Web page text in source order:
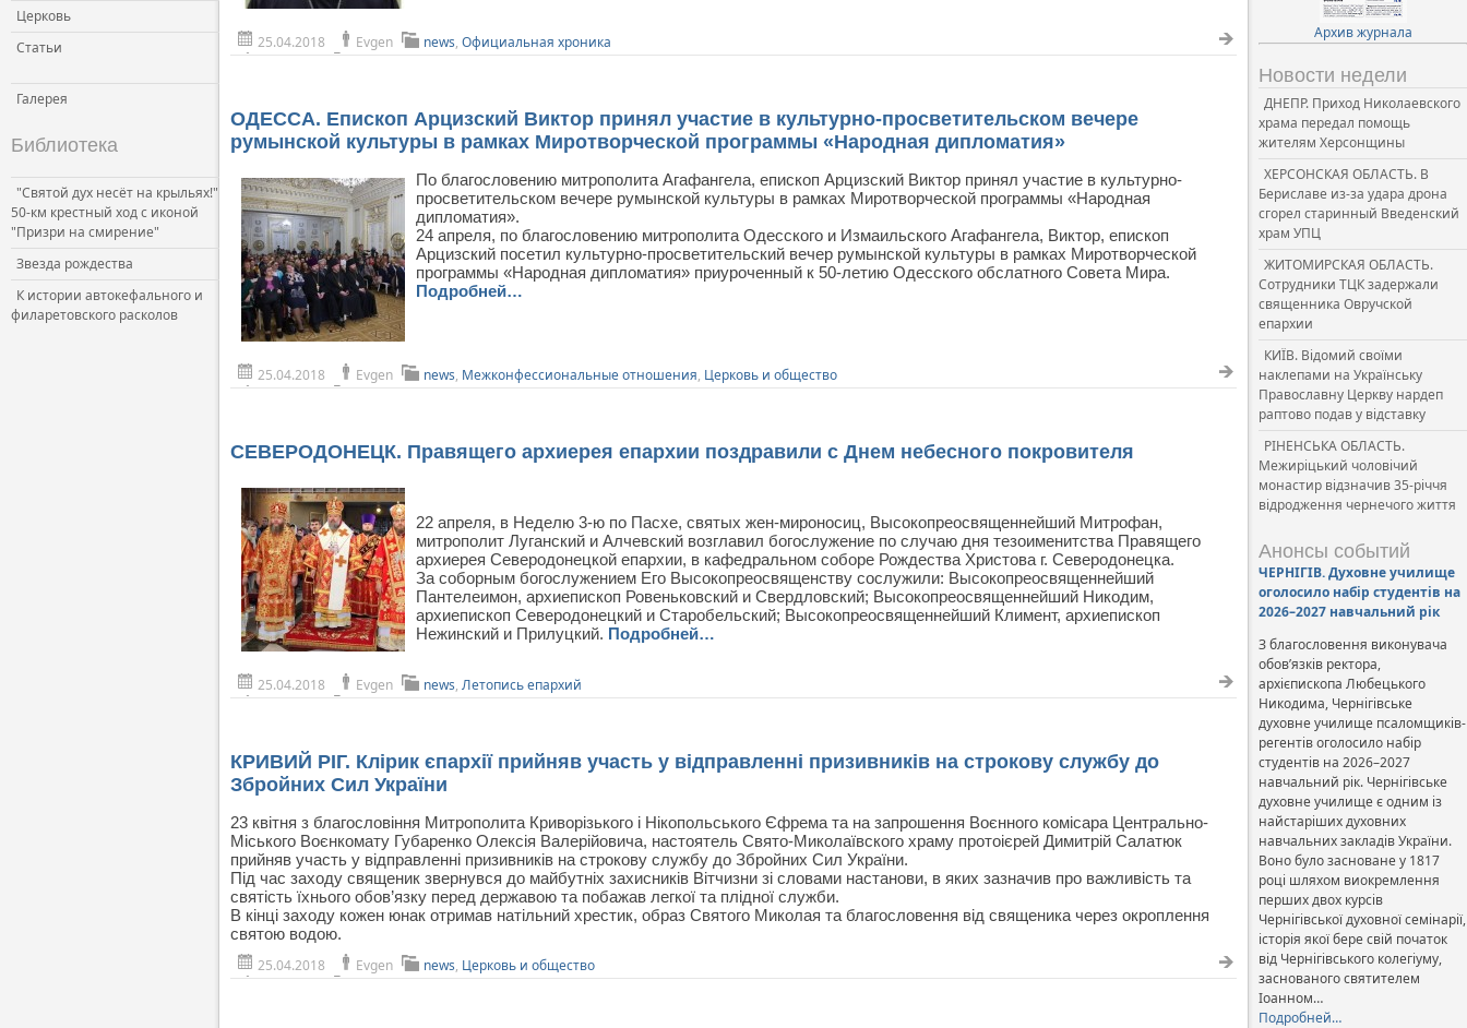
Церковь
Статьи
Галерея
Библиотека
"Святой дух несёт на крыльях!"
50-км крестный ход с иконой
"Призри на смирение"
Звезда рождества
К истории автокефального и
филаретовского расколов
25.04.2018 Evgen news, Официальная хроника
ОДЕССА. Епископ Арцизский Виктор принял участие в культурно-просветительском вечере
румынской культуры в рамках Миротворческой программы «Народная дипломатия»
По благословению митрополита Агафангела, епископ Арцизский Виктор принял участие в культурно-
просветительском вечере румынской культуры в рамках Миротворческой программы «Народная
дипломатия».
24 апреля, по благословению митрополита Одесского и Измаильского Агафангела, Виктор, епископ
Арцизский посетил культурно-просветительский вечер румынской культуры в рамках Миротворческой
программы «Народная дипломатия» приуроченный к 50-летию Одесского обслатного Совета Мира.
Подробней…
25.04.2018 Evgen news, Межконфессиональные отношения, Церковь и общество
СЕВЕРОДОНЕЦК. Правящего архиерея епархии поздравили с Днем небесного покровителя
22 апреля, в Неделю 3-ю по Пасхе, святых жен-мироносиц, Высокопреосвященнейший Митрофан,
митрополит Луганский и Алчевский возглавил богослужение по случаю дня тезоименитства Правящего
архиерея Северодонецкой епархии, в кафедральном соборе Рождества Христова г. Северодонецка.
За соборным богослужением Его Высокопреосвященству сослужили: Высокопреосвященнейший
Пантелеимон, архиепископ Ровеньковский и Свердловский; Высокопреосвященнейший Никодим,
архиепископ Северодонецкий и Старобельский; Высокопреосвященнейший Климент, архиепископ
Нежинский и Прилуцкий. Подробней…
25.04.2018 Evgen news, Летопись епархий
КРИВИЙ РІГ. Клірик єпархії прийняв участь у відправленні призивників на строкову службу до
Збройних Сил України
23 квітня з благословіння Митрополита Криворізького і Нікопольського Єфрема та на запрошення Воєнного комісара Центрально-
Міського Воєнкомату Губаренко Олексія Валерійовича, настоятель Свято-Миколаївского храму протоієрей Димитрій Салатюк
прийняв участь у відправленні призивників на строкову службу до Збройних Сил України.
Під час заходу священик звернувся до майбутніх захисників Вітчизни зі словами настанови, в яких зазначив про важливість та
святість їхнього обов’язку перед державою та побажав легкої та плідної служби.
В кінці заходу кожен юнак отримав натільний хрестик, образ Святого Миколая та благословення від священика через окроплення
святою водою.
25.04.2018
Evgen news, Церковь и общество
Архив журнала
Новости недели
ДНЕПР. Приход Николаевского
храма передал помощь
жителям Херсонщины
ХЕРСОНСКАЯ ОБЛАСТЬ. В
Бериславе из-за удара дрона
сгорел старинный Введенский
храм УПЦ
ЖИТОМИРСКАЯ ОБЛАСТЬ.
Сотрудники ТЦК задержали
священника Овручской
епархии
КИЇВ. Відомий своїми
наклепами на Українську
Православну Церкву нардеп
раптово подав у відставку
РІНЕНСЬКА ОБЛАСТЬ.
Межиріцький чоловічий
монастир відзначив 35-річчя
відродження чернечого життя
Анонсы событий
ЧЕРНІГІВ. Духовне училище
оголосило набір студентів на
2026–2027 навчальний рік
З благословення виконувача
обов’язків ректора,
архієпископа Любецького
Никодима, Чернігівське
духовне училище псаломщиків-
регентів оголосило набір
студентів на 2026–2027
навчальний рік. Чернігівське
духовне училище є одним із
найстаріших духовних
навчальних закладів України.
Воно було засноване у 1817
році шляхом виокремлення
перших двох курсів
Чернігівської духовної семінарії,
історія якої бере свій початок
від Чернігівського колегіуму,
заснованого святителем
Іоанном…
Подробней…